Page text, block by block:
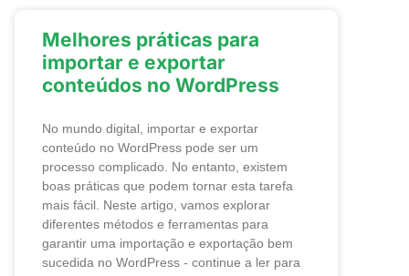
Melhores práticas para
importar e exportar
conteúdos no WordPress
No mundo digital, importar e exportar
conteúdo no WordPress pode ser um
processo complicado. No entanto, existem
boas práticas que podem tornar esta tarefa
mais fácil. Neste artigo, vamos explorar
diferentes métodos e ferramentas para
garantir uma importação e exportação bem
sucedida no WordPress - continue a ler para